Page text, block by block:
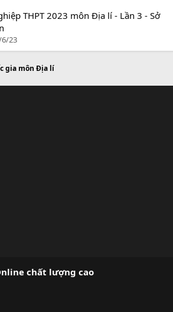
THPT 2023 môn Địa lí - Lần 3 - Sở
6/23
gia môn Địa lí
chất lượng cao